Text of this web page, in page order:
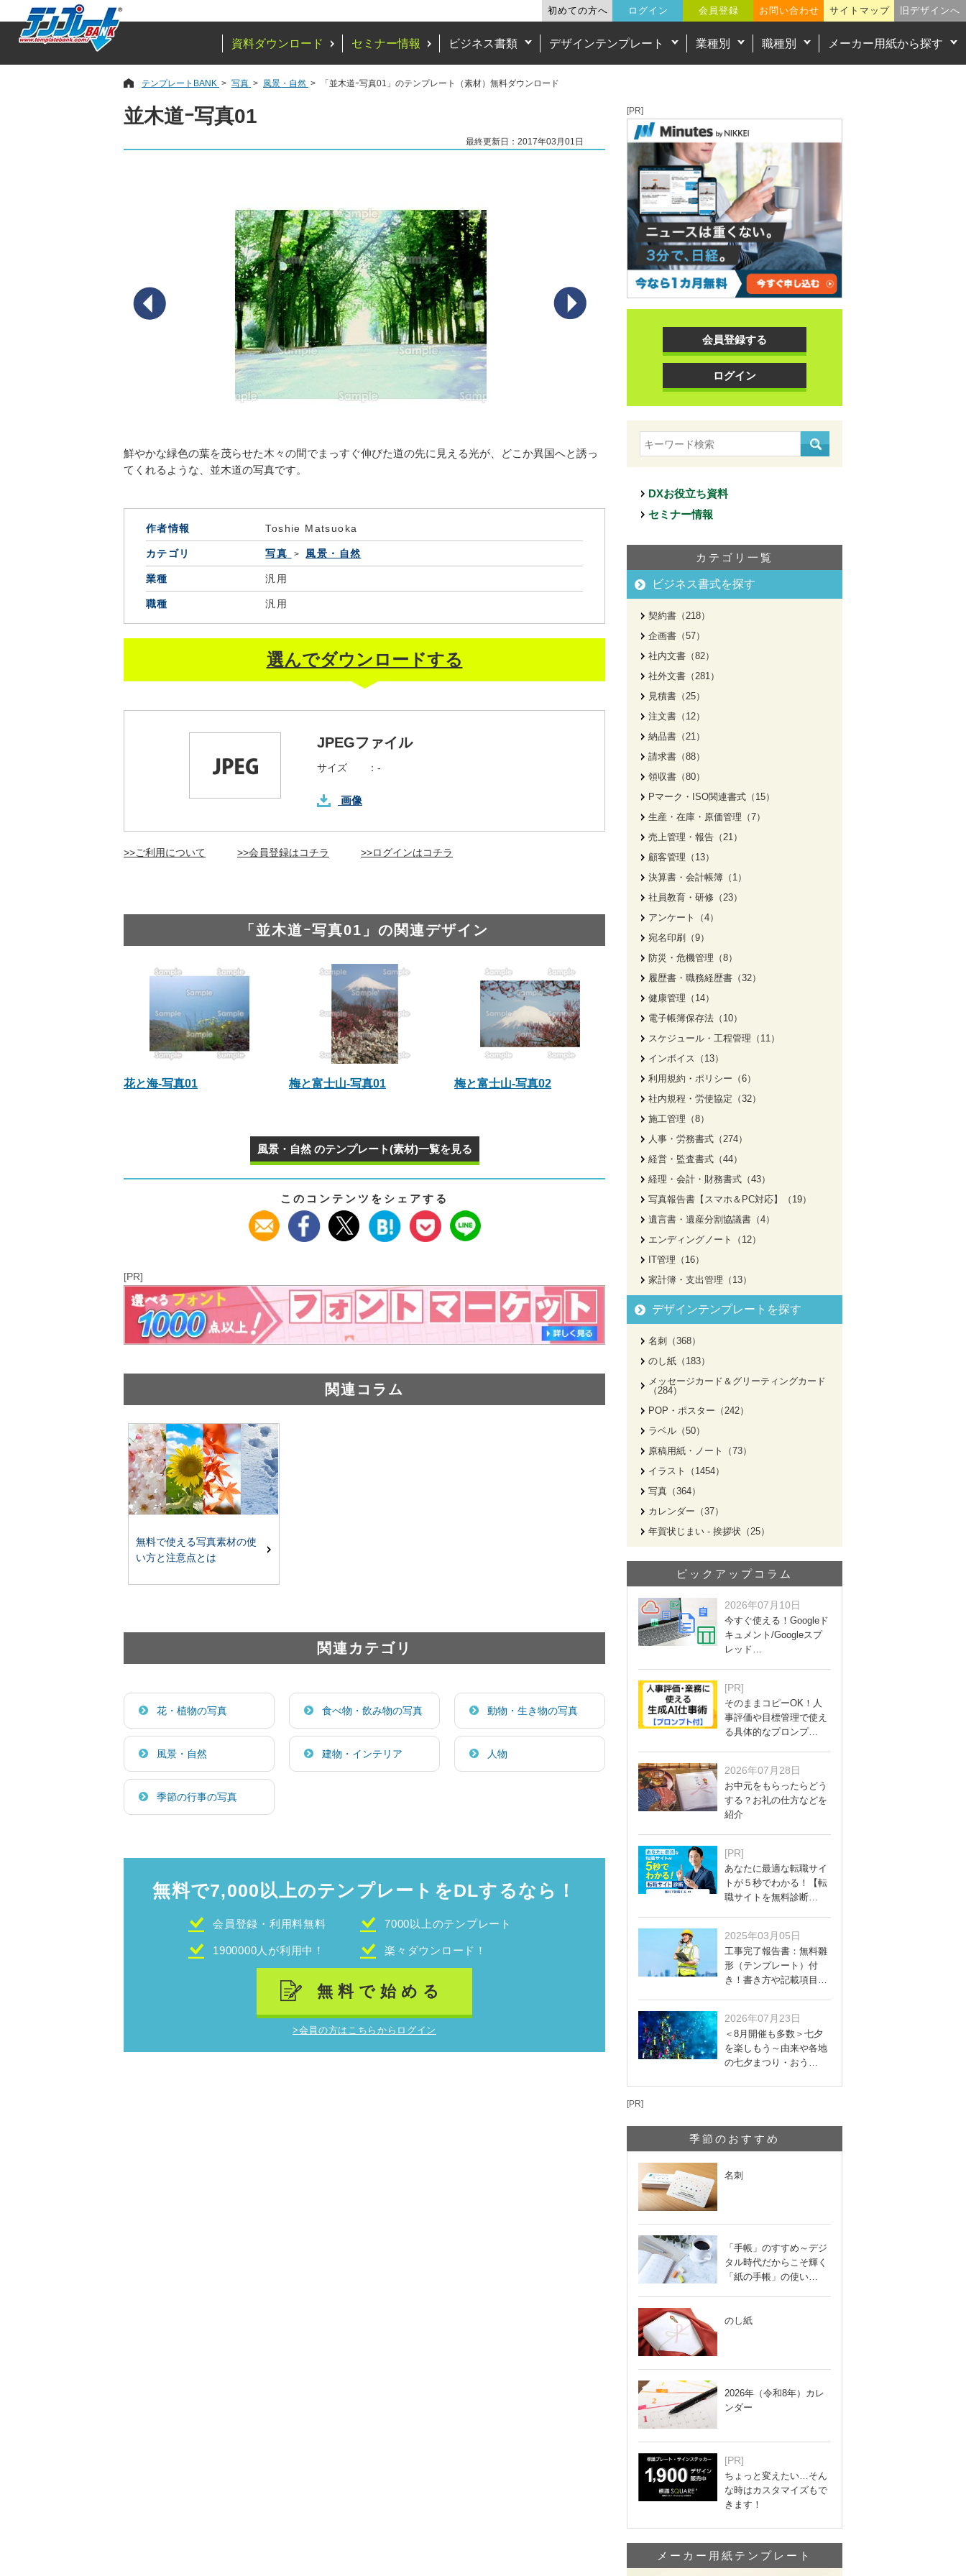
初めての方へ ログイン 会員登録 お問い合わせ サイトマップ 旧デザインへ
資料ダウンロード セミナー情報 ビジネス書類 デザインテンプレート 業種別 職種別 メーカー用紙から探す
テンプレートBANK 写真 風景・自然 「並木道ｰ写真01」のテンプレート（素材）無料ダウンロード
並木道ｰ写真01
最終更新日：2017年03月01日
鮮やかな緑色の葉を茂らせた木々の間でまっすぐ伸びた道の先に見える光が、どこか異国へと誘っ
てくれるような、並木道の写真です。
作者情報 Toshie Matsuoka
カテゴリ 写真 風景・自然
業種 汎用
職種 汎用
選んでダウンロードする
JPEGファイル
サイズ ： -
画像
>>ご利用について >>会員登録はコチラ >>ログインはコチラ
「並木道ｰ写真01」の関連デザイン
花と海-写真01 梅と富士山-写真01 梅と富士山-写真02
風景・自然 のテンプレート(素材)一覧を見る
このコンテンツをシェアする
[PR]
関連コラム
無料で使える写真素材の使
い方と注意点とは
関連カテゴリ
花・植物の写真 食べ物・飲み物の写真 動物・生き物の写真
風景・自然 建物・インテリア 人物
季節の行事の写真
無料で7,000以上のテンプレートをDLするなら！
会員登録・利用料無料 7000以上のテンプレート
1900000人が利用中！ 楽々ダウンロード！
無料で始める
>会員の方はこちらからログイン
[PR]
会員登録する
ログイン
DXお役立ち資料
セミナー情報
カテゴリ一覧
ビジネス書式を探す
契約書（218）
企画書（57）
社内文書（82）
社外文書（281）
見積書（25）
注文書（12）
納品書（21）
請求書（88）
領収書（80）
Pマーク・ISO関連書式（15）
生産・在庫・原価管理（7）
売上管理・報告（21）
顧客管理（13）
決算書・会計帳簿（1）
社員教育・研修（23）
アンケート（4）
宛名印刷（9）
防災・危機管理（8）
履歴書・職務経歴書（32）
健康管理（14）
電子帳簿保存法（10）
スケジュール・工程管理（11）
インボイス（13）
利用規約・ポリシー（6）
社内規程・労使協定（32）
施工管理（8）
人事・労務書式（274）
経営・監査書式（44）
経理・会計・財務書式（43）
写真報告書【スマホ＆PC対応】（19）
遺言書・遺産分割協議書（4）
エンディングノート（12）
IT管理（16）
家計簿・支出管理（13）
デザインテンプレートを探す
名刺（368）
のし紙（183）
メッセージカード＆グリーティングカード
（284）
POP・ポスター（242）
ラベル（50）
原稿用紙・ノート（73）
イラスト（1454）
写真（364）
カレンダー（37）
年賀状じまい - 挨拶状（25）
ピックアップコラム
2026年07月10日
今すぐ使える！Googleド
キュメント/Googleスプ
レッド…
[PR]
そのままコピーOK！人
事評価や目標管理で使え
る具体的なプロンプ…
2026年07月28日
お中元をもらったらどう
する？お礼の仕方などを
紹介
[PR]
あなたに最適な転職サイ
トが５秒でわかる！【転
職サイトを無料診断…
2025年03月05日
工事完了報告書：無料雛
形（テンプレート）付
き！書き方や記載項目…
2026年07月23日
＜8月開催も多数＞七夕
を楽しもう～由来や各地
の七夕まつり・おう…
[PR]
季節のおすすめ
名刺
「手帳」のすすめ～デジ
タル時代だからこそ輝く
「紙の手帳」の使い…
のし紙
2026年（令和8年）カレ
ンダー
[PR]
ちょっと変えたい…そん
な時はカスタマイズもで
きます！
メーカー用紙テンプレート